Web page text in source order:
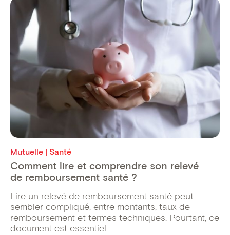
Mutuelle | Santé
Comment lire et comprendre son relevé
de remboursement santé ?
Lire un relevé de remboursement santé peut
sembler compliqué, entre montants, taux de
remboursement et termes techniques. Pourtant, ce
document est essentiel ...